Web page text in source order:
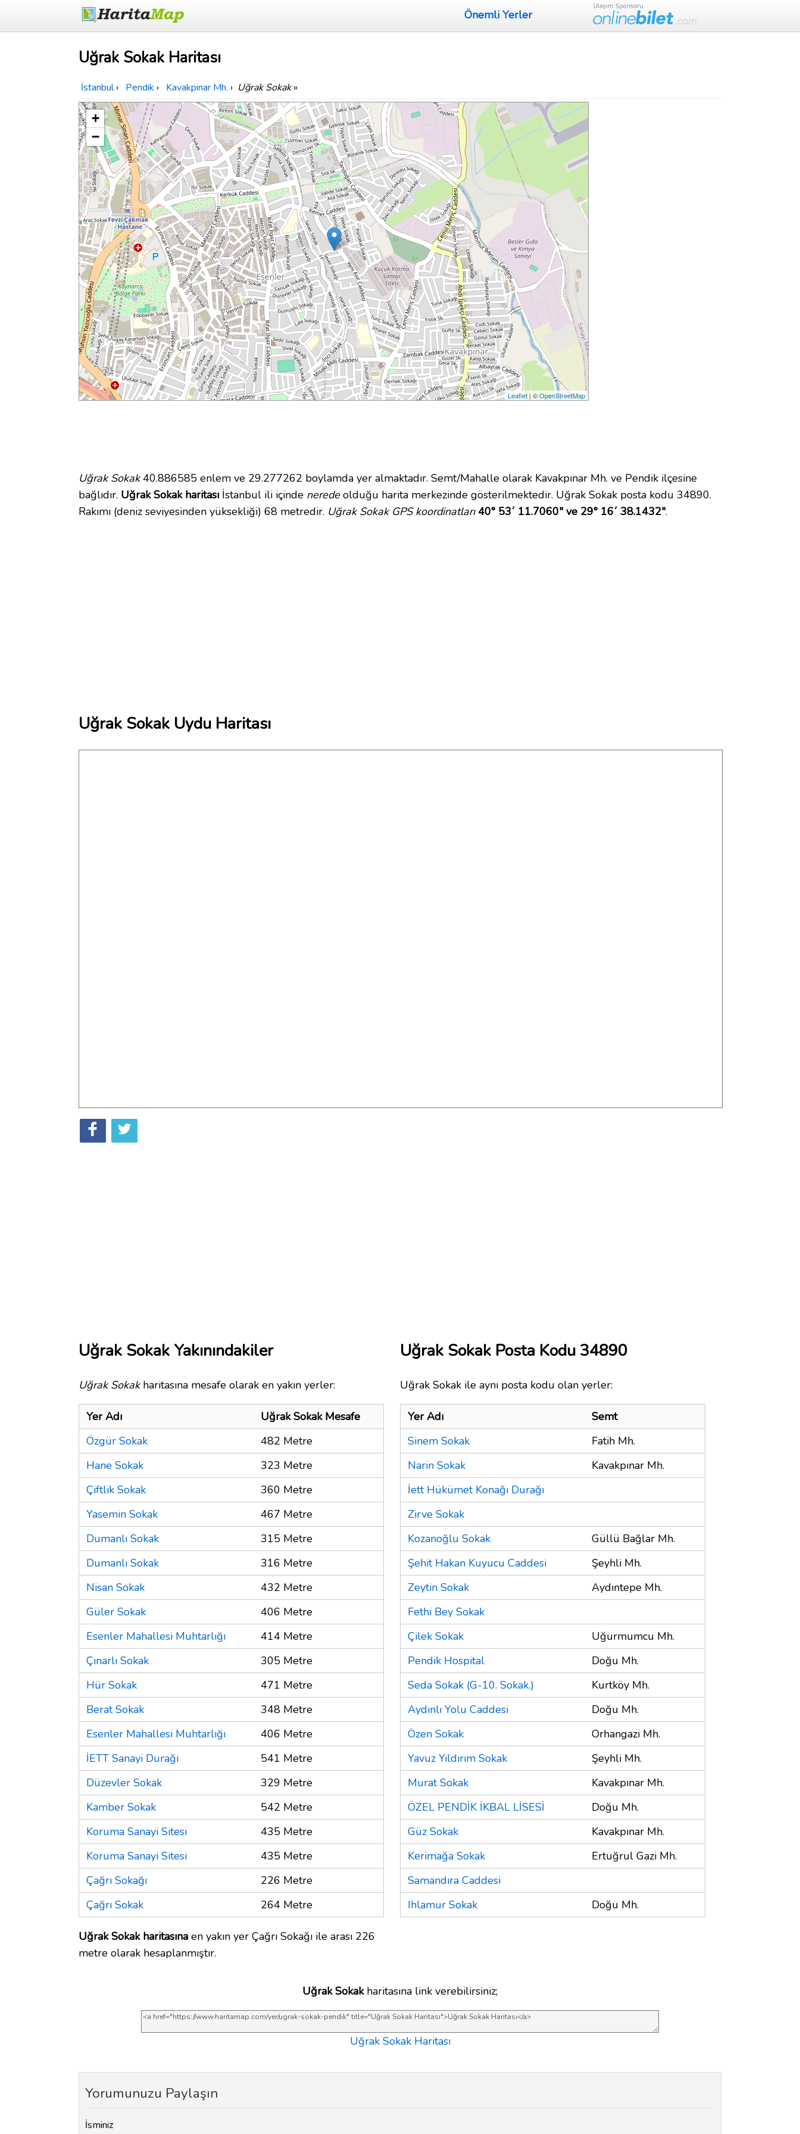
Önemli Yerler
Uğrak Sokak Haritası
İstanbul › Pendik › Kavakpınar Mh. › Uğrak Sokak»
+
−
Leaflet | ©OpenStreetMap
Uğrak Sokak40.886585 enlem ve 29.277262 boylamda yer almaktadır. Semt/Mahalle olarak Kavakpınar Mh. ve Pendik ilçesine
bağlıdır. Uğrak Sokak haritası İstanbul ili içinde neredeolduğu harita merkezinde gösterilmektedir. Uğrak Sokak posta kodu 34890.
Rakımı (deniz seviyesinden yüksekliği) 68 metredir. Uğrak Sokak GPS koordinatları 40° 53´ 11.7060" ve 29° 16´ 38.1432".
Uğrak Sokak Uydu Haritası
Uğrak Sokak Yakınındakiler
Uğrak Sokakharitasına mesafe olarak en yakın yerler:
Yer Adı
Uğrak Sokak Mesafe
Özgür Sokak
482 Metre
Hane Sokak
323 Metre
Çiftlik Sokak
360 Metre
Yasemin Sokak
467 Metre
Dumanlı Sokak
315 Metre
Dumanlı Sokak
316 Metre
Nisan Sokak
432 Metre
Güler Sokak
406 Metre
Esenler Mahallesi Muhtarlığı
414 Metre
Çınarlı Sokak
305 Metre
Hür Sokak
471 Metre
Berat Sokak
348 Metre
Esenler Mahallesi Muhtarlığı
406 Metre
İETT Sanayi Durağı
541 Metre
Düzevler Sokak
329 Metre
Kamber Sokak
542 Metre
Koruma Sanayi Sitesi
435 Metre
Koruma Sanayi Sitesi
435 Metre
Çağrı Sokağı
226 Metre
Çağrı Sokak
264 Metre
Uğrak Sokak haritasına en yakın yer Çağrı Sokağı ile arası 226
metre olarak hesaplanmıştır.
Uğrak Sokak Posta Kodu 34890
Uğrak Sokak ile aynı posta kodu olan yerler:
Yer Adı
Semt
Sinem Sokak
Fatih Mh.
Narin Sokak
Kavakpınar Mh.
İett Hükümet Konağı Durağı
Zirve Sokak
Kozanoğlu Sokak
Güllü Bağlar Mh.
Şehit Hakan Kuyucu Caddesi
Şeyhli Mh.
Zeytin Sokak
Aydıntepe Mh.
Fethi Bey Sokak
Çilek Sokak
Uğurmumcu Mh.
Pendik Hospital
Doğu Mh.
Seda Sokak (G-10. Sokak.)
Kurtköy Mh.
Aydınlı Yolu Caddesi
Doğu Mh.
Özen Sokak
Orhangazi Mh.
Yavuz Yıldırım Sokak
Şeyhli Mh.
Murat Sokak
Kavakpınar Mh.
ÖZEL PENDİK İKBAL LİSESİ
Doğu Mh.
Güz Sokak
Kavakpınar Mh.
Kerimağa Sokak
Ertuğrul Gazi Mh.
Samandıra Caddesi
Ihlamur Sokak
Doğu Mh.
Uğrak Sokakharitasına link verebilirsiniz;
Uğrak Sokak Haritası
Yorumunuzu Paylaşın
İsminiz